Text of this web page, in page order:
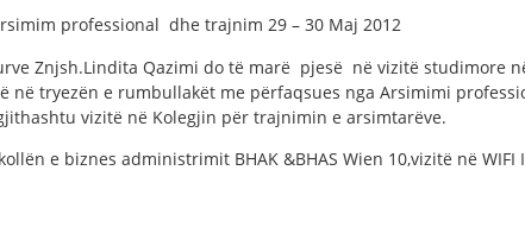
professional dhe trajnim 29 – 30 Maj 2012
Znjsh.Lindita Qazimi do të marë pjesë në vizitë studimore
në tryezën e rumbullakët me përfaqsues nga Arsimimi
vizitë në Kolegjin për trajnimin e arsimtarëve.
e biznes administrimit BHAK &BHAS Wien 10,vizitë në